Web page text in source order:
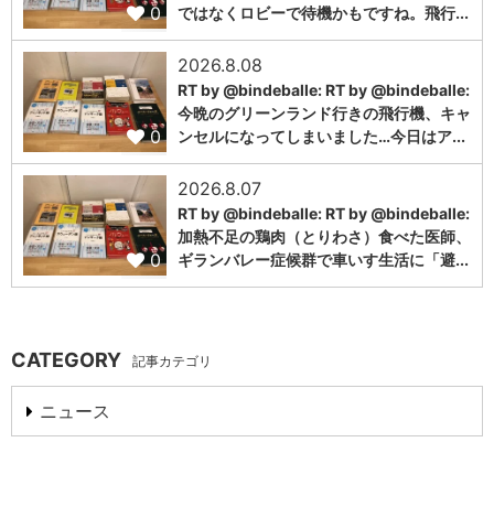
0
ではなくロビーで待機かもですね。飛行...
0
2026.8.08
RT by @bindeballe: RT by @bindeballe:
今晩のグリーンランド行きの飛行機、キャ
ンセルになってしまいました…今日はア...
0
2026.8.07
RT by @bindeballe: RT by @bindeballe:
加熱不足の鶏肉（とりわさ）食べた医師、
ギランバレー症候群で車いす生活に「避...
CATEGORY 記事カテゴリ
ニュース